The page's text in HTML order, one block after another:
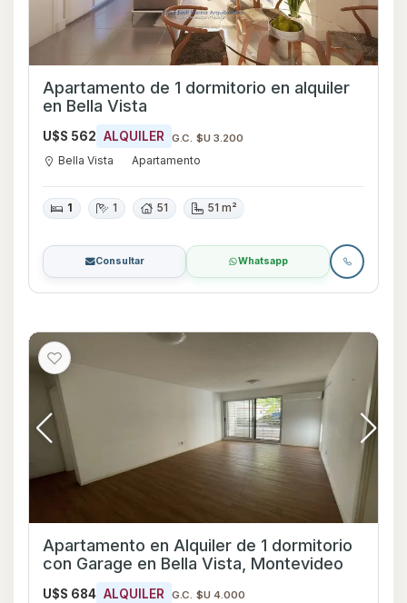
Apartamento de 1 dormitorio en alquiler
en Bella Vista
U$S 562 ALQUILER G.C. $U 3.200
Bella Vista Apartamento
1 1 51 51 m²
Consultar Whatsapp
Apartamento en Alquiler de 1 dormitorio
con Garage en Bella Vista, Montevideo
U$S 684 ALQUILER G.C. $U 4.000